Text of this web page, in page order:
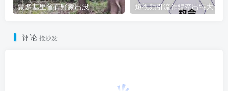
蒙多基里省有野象出没
评论 抢沙发